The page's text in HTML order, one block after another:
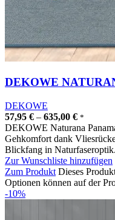
DEKOWE
DEKOWE
57,95 € – 635,00 € *
DEKOWE Naturana
Gehkomfort dank
Blickfang in
Zur Wunschliste hinzufügen
Zum Produkt Dieses
Optionen können auf der
-10%